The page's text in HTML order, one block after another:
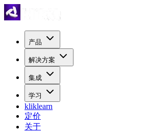
产品
解决方案
集成
学习
kliklearn
定价
关于